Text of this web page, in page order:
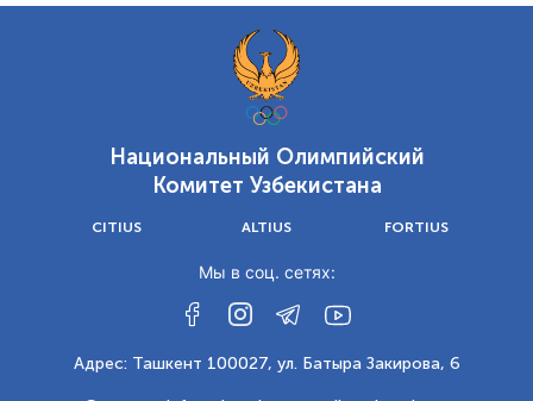
Национальный Олимпийский
Комитет Узбекистана
CITIUS ALTIUS FORTIUS
Мы в соц. сетях:
Адрес: Ташкент 100027, ул. Батыра Закирова, 6